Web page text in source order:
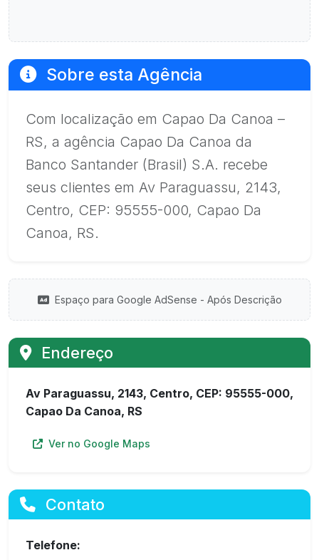
Sobre esta Agência
Com localização em Capao Da Canoa –
RS, a agência Capao Da Canoa da
Banco Santander (Brasil) S.A. recebe
seus clientes em Av Paraguassu, 2143,
Centro, CEP: 95555-000, Capao Da
Canoa, RS.
Espaço para Google AdSense - Após Descrição
Endereço
Av Paraguassu, 2143, Centro, CEP: 95555-000,
Capao Da Canoa, RS
Ver no Google Maps
Contato
Telefone: